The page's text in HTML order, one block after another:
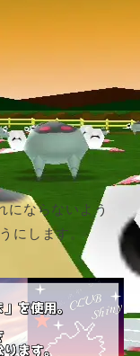
にならないよう
にします。